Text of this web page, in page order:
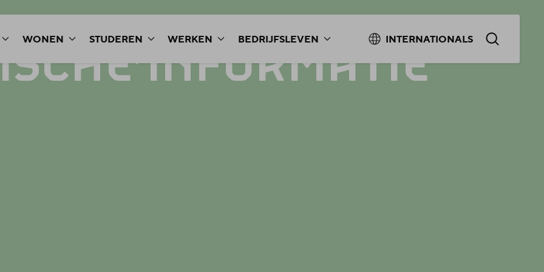
WONEN STUDEREN WERKEN BEDRIJFSLEVEN INTERNATIONALS
INFORMATIE